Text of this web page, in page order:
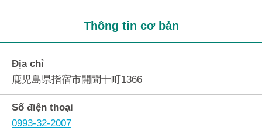
Thông tin cơ bản
Địa chỉ
鹿児島県指宿市開聞十町1366
Số điện thoại
0993-32-2007